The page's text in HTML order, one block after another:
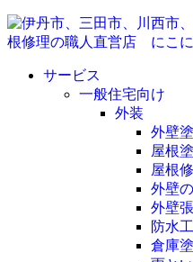
サービス
一般住宅向け
外装
外壁
屋根
屋根
外壁
外壁
防水
倉庫